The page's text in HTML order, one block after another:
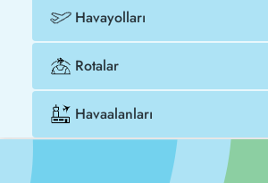
Havayolları
Rotalar
Havaalanları